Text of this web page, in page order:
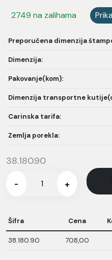
2749 na zalihama
Preporučena dimenzija
Dimenzija:
Pakovanje(kom):
Dimenzija transportne
Carinska tarifa:
Zemlja porekla:
38.180.90
- +
Šifra Cena
38.180.90 708,00